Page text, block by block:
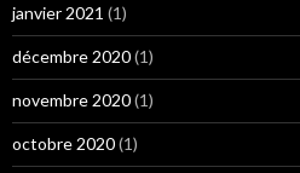
janvier 2021 (1)
décembre 2020(1)
novembre 2020(1)
octobre 2020(1)